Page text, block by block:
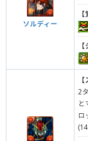
ソルディー
2
と
ロ